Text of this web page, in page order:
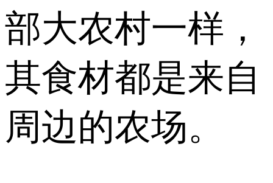
部大农村一样，
其食材都是来自
周边的农场。